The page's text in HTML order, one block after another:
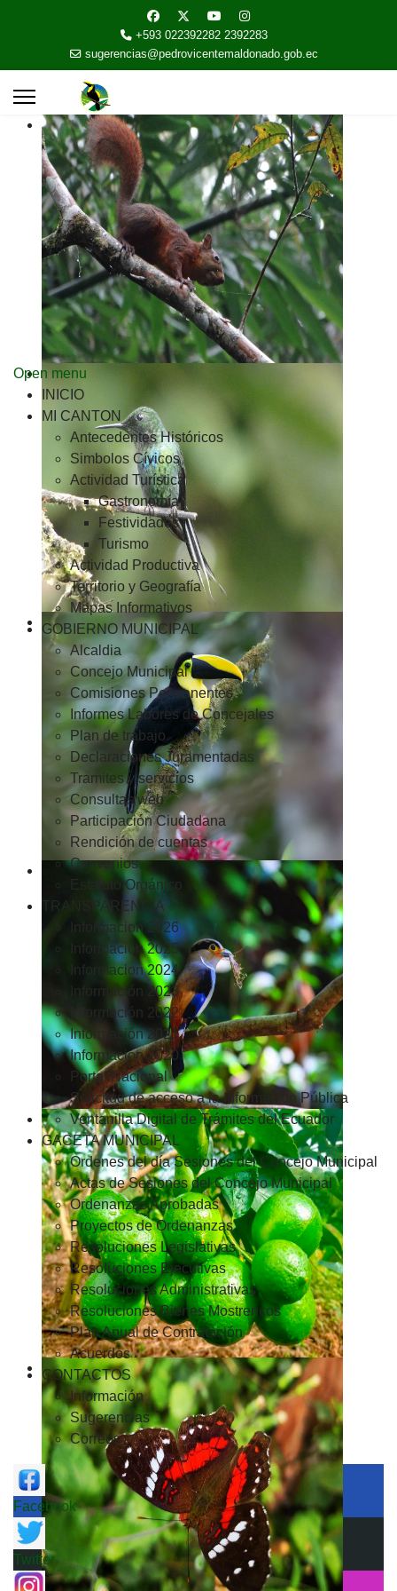
+593 022392282 2392283
sugerencias@pedrovicentemaldonado.gob.ec
Open menu
INICIO
MI CANTON
Antecedentes Históricos
Simbolos Cívicos
Actividad Turística
Gastronomía
Festividades
Turismo
Actividad Productiva
Territorio y Geografía
Mapas Informativos
GOBIERNO MUNICIPAL
Alcaldia
Concejo Municipal
Comisiones Permanentes
Informes Labores de Concejales
Plan de trabajo
Declaraciones Juramentadas
Tramites y servicios
Consultas web
Participación Ciudadana
Rendición de cuentas
Convenios
Estatuto Orgánico
TRANSPARENCIA
Informacion 2026
Informacion 2025
Informacion 2024
Información 2023
Información 2022
Información 2021
Información 2020
Portal Nacional
Solicitud de acceso a la Información Pública
Ventanilla Digital de Trámites del Ecuador
GACETA MUNICIPAL
Ordenes del día Sesiones del Concejo Municipal
Actas de Sesiones del Concejo Municipal
Ordenanzas Aprobadas
Proyectos de Ordenanzas
Resoluciones Legislativas
Resoluciones Ejecutivas
Resoluciones Administrativas
Resoluciones Bienes Mostrencos
Plan Anual de Contratación
Acuerdos
CONTACTOS
Información
Sugerencias
Correos
Facebook
Twitter